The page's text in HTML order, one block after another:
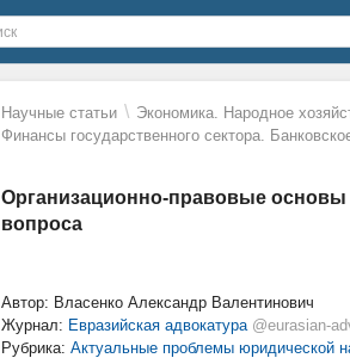
Научные статьи \ Экономика. Народное
Финансы государственного сектора.
Организационно-правовые
вопроса
Автор: Власенко Александр Валентинович
Журнал: Евразийская адвокатура @eurasian-
Рубрика: Актуальные проблемы юридической